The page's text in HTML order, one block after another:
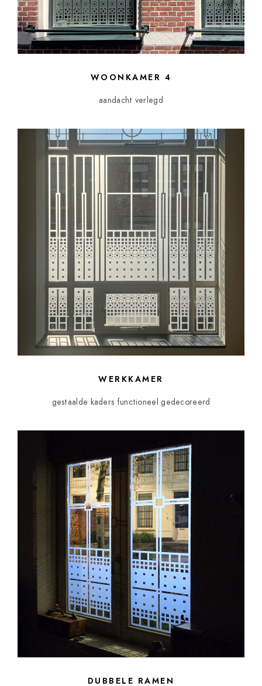
WOONKAMER 4
aandacht verlegd
WERKKAMER
gestaalde kaders functioneel gedecoreerd
DUBBELE RAMEN